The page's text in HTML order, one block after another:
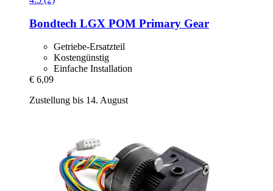
Bondtech LGX POM Primary Gear
Getriebe-Ersatzteil
Kostengünstig
Einfache Installation
€ 6,09
Zustellung bis 14. August